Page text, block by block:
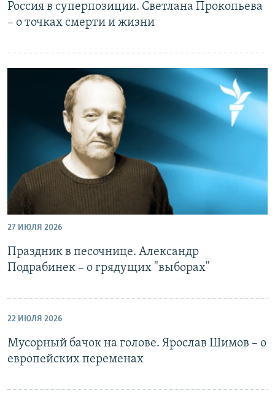
Россия в суперпозиции. Светлана Прокопьева
– о точках смерти и жизни
27 ИЮЛЯ 2026
Праздник в песочнице. Александр
Подрабинек – о грядущих "выборах"
22 ИЮЛЯ 2026
Мусорный бачок на голове. Ярослав Шимов – о
европейских переменах